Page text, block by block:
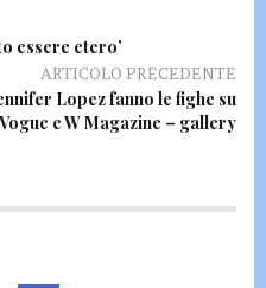
essere etero’
ARTICOLO PRECEDENTE
Lopez fanno le fighe su
Vogue e W Magazine – gallery